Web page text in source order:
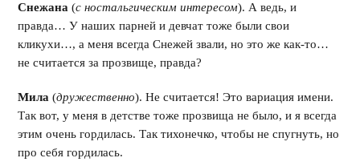
Снежана (с ностальгическим интересом). А ведь, и
правда… У наших парней и девчат тоже были свои
кликухи…, а меня всегда Снежей звали, но это же как-то…
не считается за прозвище, правда?
Мила (дружественно). Не считается! Это вариация имени.
Так вот, у меня в детстве тоже прозвища не было, и я всегда
этим очень гордилась. Так тихонечко, чтобы не спугнуть, но
про себя гордилась.